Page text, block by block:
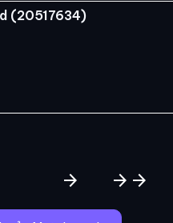
(20517634)
arrow_forward arrow_forward arrow_forward